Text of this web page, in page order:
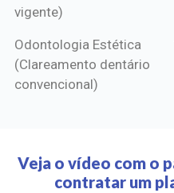
vigente)
Odontologia Estética
(Clareamento dentário
convencional)
Veja o vídeo com o
contratar um